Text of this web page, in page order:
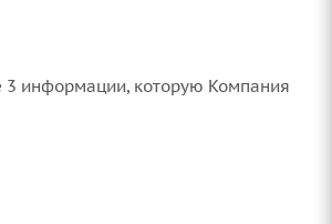
3 информации, которую Компания